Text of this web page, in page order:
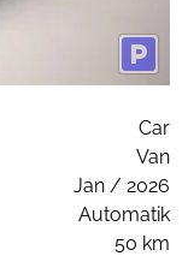
Car
Van
Jan / 2026
Automatik
50 km